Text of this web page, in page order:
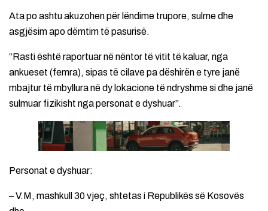
Ata po ashtu akuzohen për lëndime trupore, sulme dhe
asgjësim apo dëmtim të pasurisë.
“Rasti është raportuar në nëntor të vitit të kaluar, nga
ankueset (femra), sipas të cilave pa dëshirën e tyre janë
mbajtur të mbyllura në dy lokacione të ndryshme si dhe janë
sulmuar fizikisht nga personat e dyshuar”.
Personat e dyshuar:
– V.M, mashkull 30 vjeç, shtetas i Republikës së Kosovës